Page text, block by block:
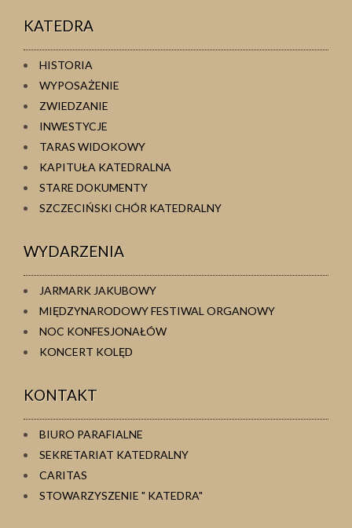
KATEDRA
HISTORIA
WYPOSAŻENIE
ZWIEDZANIE
INWESTYCJE
TARAS WIDOKOWY
KAPITUŁA KATEDRALNA
STARE DOKUMENTY
SZCZECIŃSKI CHÓR KATEDRALNY
WYDARZENIA
JARMARK JAKUBOWY
MIĘDZYNARODOWY FESTIWAL ORGANOWY
NOC KONFESJONAŁÓW
KONCERT KOLĘD
KONTAKT
BIURO PARAFIALNE
SEKRETARIAT KATEDRALNY
CARITAS
STOWARZYSZENIE " KATEDRA"